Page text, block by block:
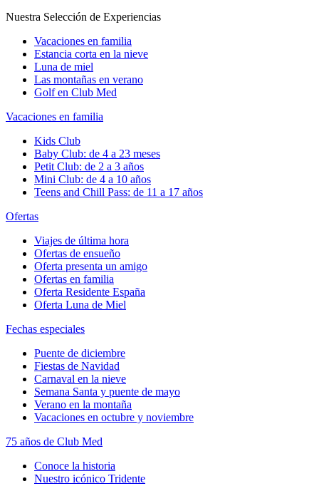
Nuestra Selección de Experiencias
Vacaciones en familia
Estancia corta en la nieve
Luna de miel
Las montañas en verano
Golf en Club Med
Vacaciones en familia
Kids Club
Baby Club: de 4 a 23 meses
Petit Club: de 2 a 3 años
Mini Club: de 4 a 10 años
Teens and Chill Pass: de 11 a 17 años
Ofertas
Viajes de última hora
Ofertas de ensueño
Oferta presenta un amigo
Ofertas en familia
Oferta Residente España
Oferta Luna de Miel
Fechas especiales
Puente de diciembre
Fiestas de Navidad
Carnaval en la nieve
Semana Santa y puente de mayo
Verano en la montaña
Vacaciones en octubre y noviembre
75 años de Club Med
Conoce la historia
Nuestro icónico Tridente